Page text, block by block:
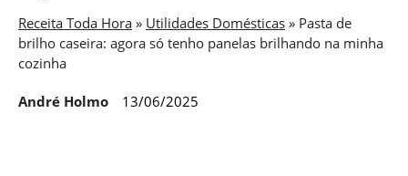
Receita Toda Hora » Utilidades Domésticas » Pasta de
brilho caseira: agora só tenho panelas brilhando na minha
cozinha
André Holmo 13/06/2025